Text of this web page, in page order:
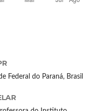
Federal do Paraná, Brasil